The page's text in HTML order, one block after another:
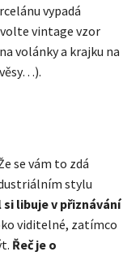
vypadá
vintage vzor
volánky a krajku na
se vám to zdá
stylu
libuje v přiznávání
viditelné, zatímco
Řeč je o